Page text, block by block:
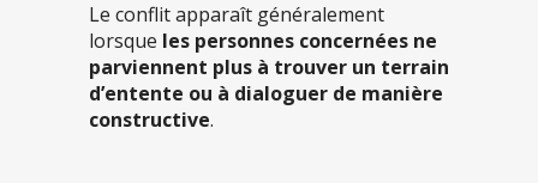
Le conflit apparaît généralement
lorsque les personnes concernées ne
parviennent plus à trouver un terrain
d’entente ou à dialoguer de manière
constructive.